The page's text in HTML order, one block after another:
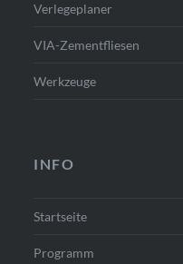
Verlegeplaner
VIA-Zementfliesen
Werkzeuge
INFO
Startseite
Programm